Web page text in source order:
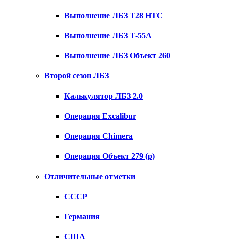
Выполнение ЛБЗ T28 HTC
Выполнение ЛБЗ Т-55А
Выполнение ЛБЗ Объект 260
Второй сезон ЛБЗ
Калькулятор ЛБЗ 2.0
Операция Excalibur
Операция Chimera
Операция Объект 279 (р)
Отличительные отметки
СССР
Германия
США